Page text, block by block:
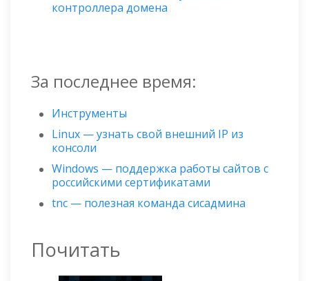
контроллера домена
За последнее время:
Инструменты
Linux — узнать свой внешний IP из
консоли
Windows — поддержка работы сайтов с
российскими сертификатами
tnc — полезная команда сисадмина
Почитать